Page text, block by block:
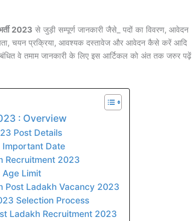
2023 से जुड़ी सम्पूर्ण जानकारी जैसे_ पदों का विवरण, आवेदन
चयन प्रक्रिया, आवश्यक दस्तावेज और आवेदन कैसे करें आदि
वे तमाम जानकारी के लिए इस आर्टिकल को अंत तक जरुर पढ़ें
: Overview
Post Details
Important Date
Recruitment 2023
Age Limit
Post Ladakh Vacancy 2023
Selection Process
Ladakh Recruitment 2023